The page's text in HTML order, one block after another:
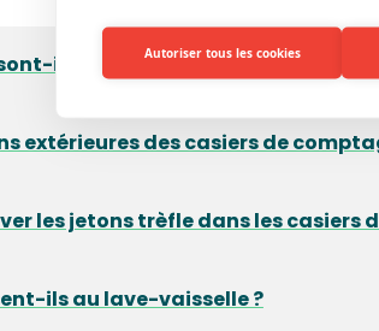
Autoriser tous les cookies
ils empilables ?
extérieures des casiers de
les jetons trèfle dans les casiers
ils au lave-vaisselle ?